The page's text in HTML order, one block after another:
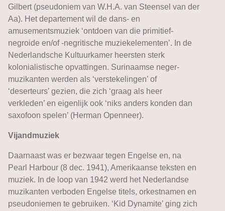
Gilbert (pseudoniem van W.H.A. van Steensel van der
Aa). Het departement wil de dans- en
amusementsmuziek ‘ontdoen van die primitief-
negroide en/of -negritische muziekelementen’. In de
Nederlandsche Kultuurkamer heersten sterk
kolonialistische opvattingen. Surinaamse neger-
muzikanten werden als ‘verstekelingen’ of
‘deserteurs’ gezien, die zich ‘graag als heer
verkleden’ en eigenlijk ook ‘niks anders konden dan
saxofoon spelen’ (Herman Openneer).
Vijandmuziek
Daarnaast was er bezwaar tegen Engelse en, na
Pearl Harbour (8 dec. 1941), Amerikaanse teksten en
muziek. In de loop van 1942 werd het Nederlandse
muzikanten verboden Engelse titels, orkestnamen en
pseudoniemen te gebruiken. ‘Kid Dynamite’ ging zich